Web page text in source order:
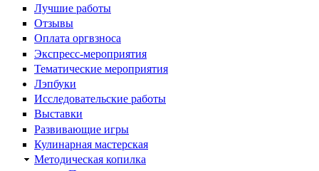
Лучшие работы
Отзывы
Оплата оргвзноса
Экспресс-мероприятия
Тематические мероприятия
Лэпбуки
Исследовательские работы
Выставки
Развивающие игры
Кулинарная мастерская
Методическая копилка